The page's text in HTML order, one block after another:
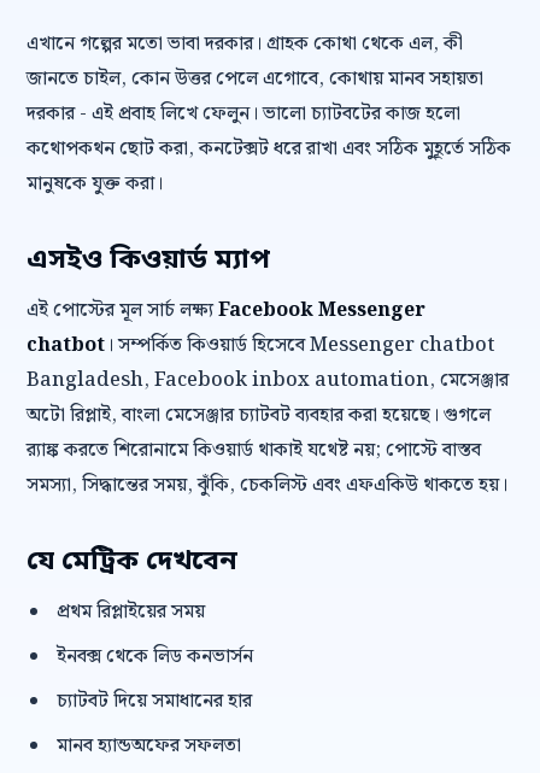
এখানে গল্পের মতো ভাবা দরকার। গ্রাহক কোথা থেকে এল, কী
জানতে চাইল, কোন উত্তর পেলে এগোবে, কোথায় মানব সহায়তা
দরকার - এই প্রবাহ লিখে ফেলুন। ভালো চ্যাটবটের কাজ হলো
কথোপকথন ছোট করা, কনটেক্সট ধরে রাখা এবং সঠিক মুহূর্তে সঠিক
মানুষকে যুক্ত করা।
এসইও কিওয়ার্ড ম্যাপ
এই পোস্টের মূল সার্চ লক্ষ্যFacebook Messenger
chatbot । সম্পর্কিত কিওয়ার্ড হিসেবে Messenger chatbot
Bangladesh, Facebook inbox automation, মেসেঞ্জার
অটো রিপ্লাই, বাংলা মেসেঞ্জার চ্যাটবট ব্যবহার করা হয়েছে। গুগলে
র‍্যাঙ্ক করতে শিরোনামে কিওয়ার্ড থাকাই যথেষ্ট নয়; পোস্টে বাস্তব
সমস্যা, সিদ্ধান্তের সময়, ঝুঁকি, চেকলিস্ট এবং এফএকিউ থাকতে হয়।
যে মেট্রিক দেখবেন
প্রথম রিপ্লাইয়ের সময়
ইনবক্স থেকে লিড কনভার্সন
চ্যাটবট দিয়ে সমাধানের হার
মানব হ্যান্ডঅফের সফলতা